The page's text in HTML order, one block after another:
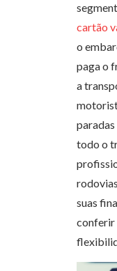
cartão
o
paga o
a
todo o
suas
conferir